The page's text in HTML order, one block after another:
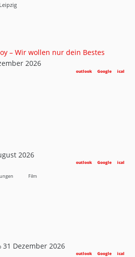
– Wir wollen nur dein Bestes
2026
ical
Google
outlook
2026
ical
Google
outlook
Film
31 Dezember 2026
ical
Google
outlook